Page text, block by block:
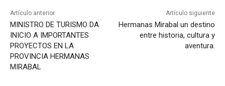
Artículo anterior
MINISTRO DE TURISMO DA
INICIO A IMPORTANTES
PROYECTOS EN LA
PROVINCIA HERMANAS
MIRABAL
Artículo siguiente
Hermanas Mirabal un destino
entre historia, cultura y
aventura.